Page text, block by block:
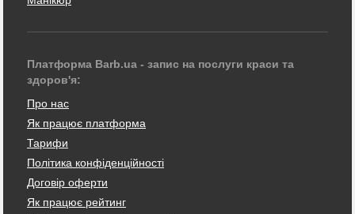
Платформа Barb.ua - запис на послуги краси та
здоров'я:
Про нас
Як працює платформа
Тарифи
Політика конфіденційності
Договір оферти
Як працює рейтинг